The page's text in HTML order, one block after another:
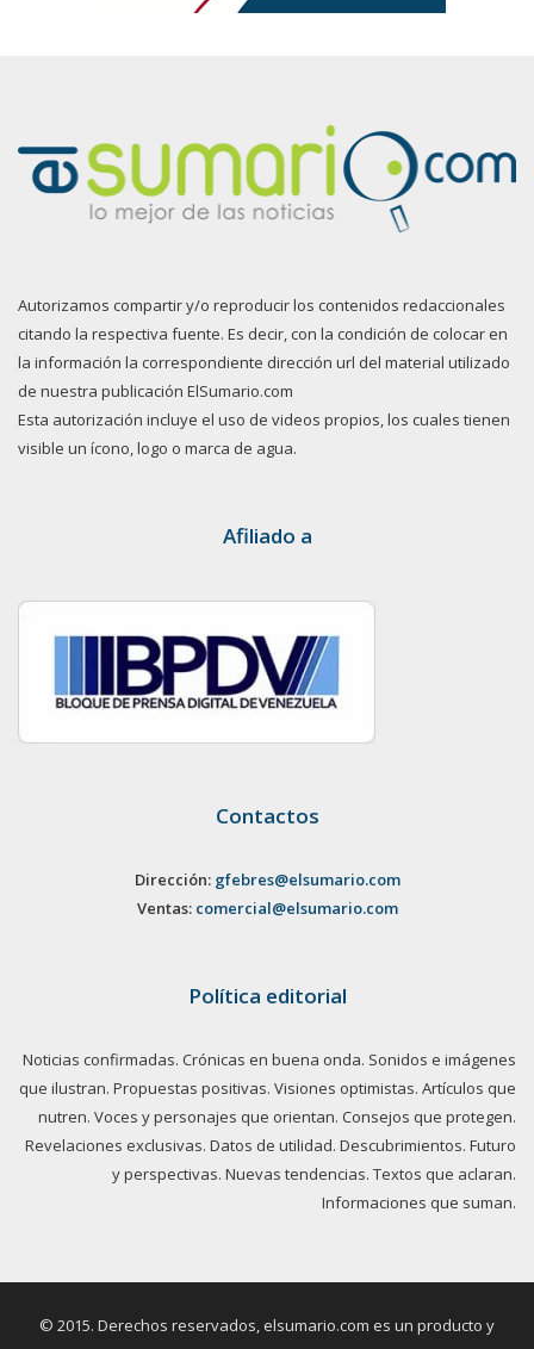
Autorizamos compartir y/o reproducir los contenidos redaccionales
citando la respectiva fuente. Es decir, con la condición de colocar en
la información la correspondiente dirección url del material utilizado
de nuestra publicación ElSumario.com
Esta autorización incluye el uso de videos propios, los cuales tienen
visible un ícono, logo o marca de agua.
Afiliado a
Contactos
Dirección: gfebres@elsumario.com
Ventas: comercial@elsumario.com
Política editorial
Noticias confirmadas. Crónicas en buena onda. Sonidos e imágenes
que ilustran. Propuestas positivas. Visiones optimistas. Artículos que
nutren. Voces y personajes que orientan. Consejos que protegen.
Revelaciones exclusivas. Datos de utilidad. Descubrimientos. Futuro
y perspectivas. Nuevas tendencias. Textos que aclaran.
Informaciones que suman.
© 2015. Derechos reservados, elsumario.com es un producto y